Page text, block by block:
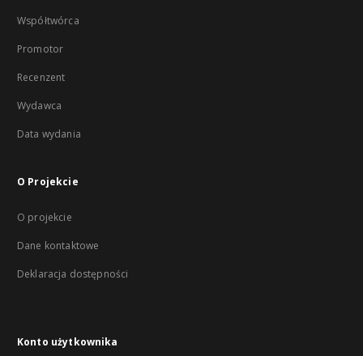
Współtwórca
Promotor
Recenzent
Wydawca
Data wydania
O Projekcie
O projekcie
Dane kontaktowe
Deklaracja dostępności
Konto użytkownika